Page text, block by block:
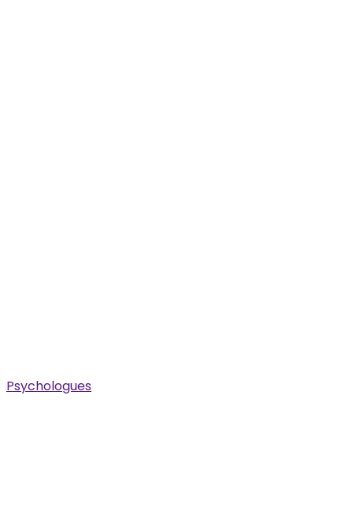
Psychologues